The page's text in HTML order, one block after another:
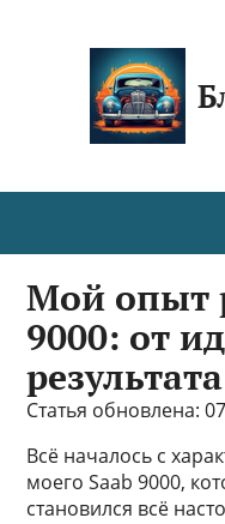
Мой опыт
9000: от
результата
Статья обновлена:
Всё началось с
моего Saab 9000,
становился всё